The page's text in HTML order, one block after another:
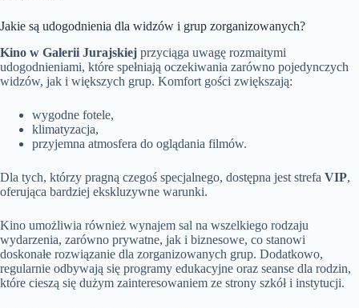
Jakie są udogodnienia dla widzów i grup zorganizowanych?
Kino w Galerii Jurajskiej przyciąga uwagę rozmaitymi
udogodnieniami, które spełniają oczekiwania zarówno pojedynczych
widzów, jak i większych grup. Komfort gości zwiększają:
wygodne fotele,
klimatyzacja,
przyjemna atmosfera do oglądania filmów.
Dla tych, którzy pragną czegoś specjalnego, dostępna jest strefa VIP,
oferująca bardziej ekskluzywne warunki.
Kino umożliwia również wynajem sal na wszelkiego rodzaju
wydarzenia, zarówno prywatne, jak i biznesowe, co stanowi
doskonałe rozwiązanie dla zorganizowanych grup. Dodatkowo,
regularnie odbywają się programy edukacyjne oraz seanse dla rodzin,
które cieszą się dużym zainteresowaniem ze strony szkół i instytucji.